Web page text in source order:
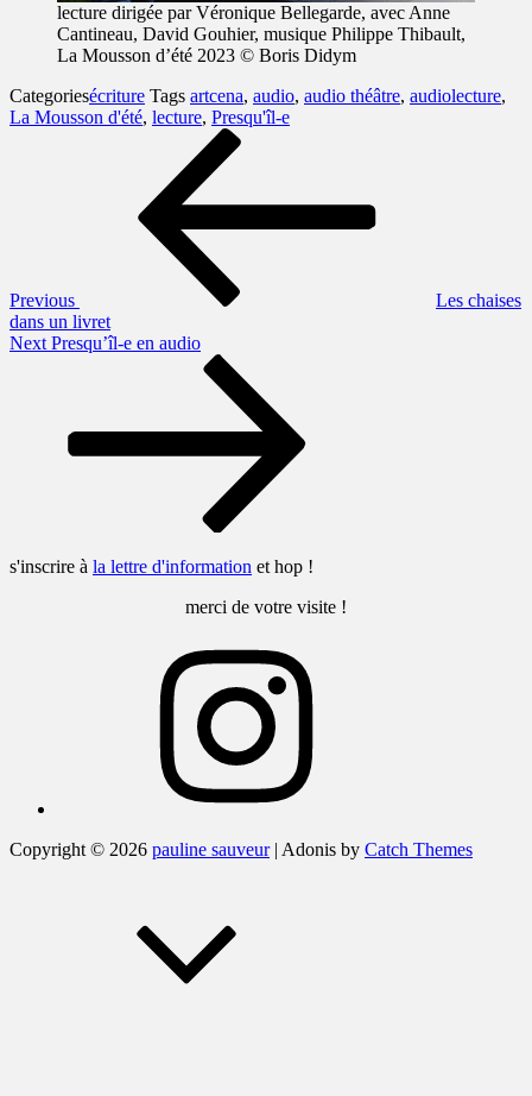
lecture dirigée par Véronique Bellegarde, avec Anne
Cantineau, David Gouhier, musique Philippe Thibault,
La Mousson d’été 2023 © Boris Didym
Categoriesécriture Tags artcena, audio, audio théâtre, audiolecture,
La Mousson d'été, lecture, Presqu'îl-e
Previous
Les chaises
dans un livret
Next
Next Presqu’îl-e en audio
s'inscrire à la lettre d'information et hop !
merci de votre visite !
Copyright © 2026 pauline sauveur | Adonis by Catch Themes